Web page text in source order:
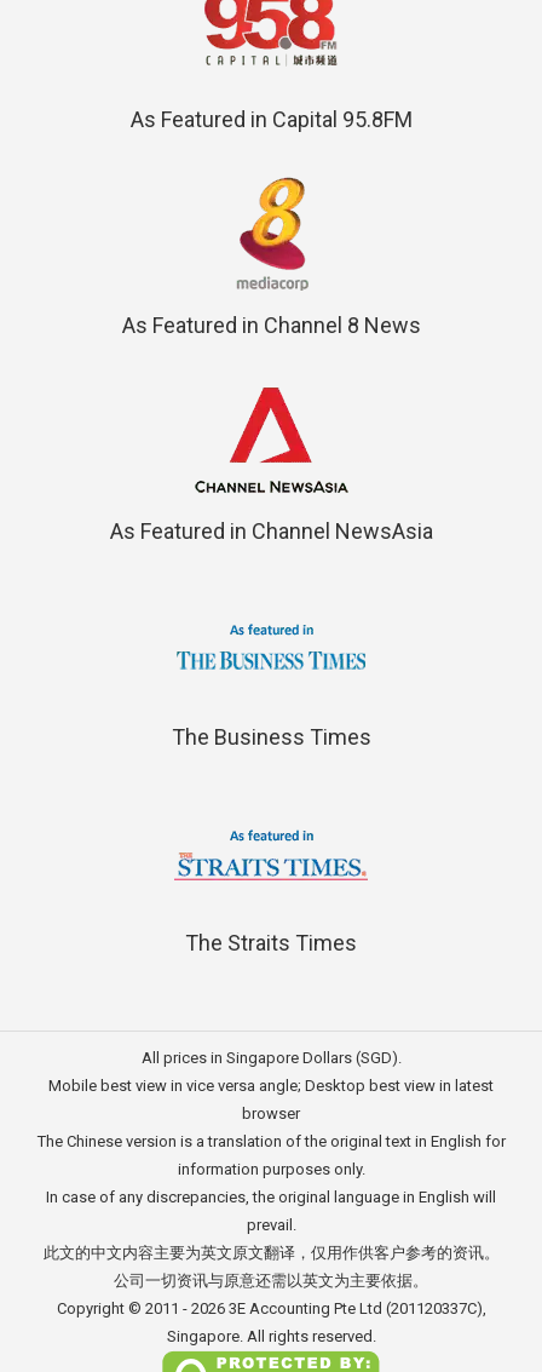
As Featured in Capital 95.8FM
As Featured in Channel 8 News
As Featured in Channel NewsAsia
The Business Times
The Straits Times
All prices in Singapore Dollars (SGD).
Mobile best view in vice versa angle; Desktop best view in latest
browser
The Chinese version is a translation of the original text in English for
information purposes only.
In case of any discrepancies, the original language in English will
prevail.
此文的中文内容主要为英文原文翻译，仅用作供客户参考的资讯。
公司一切资讯与原意还需以英文为主要依据。
Copyright © 2011 - 2026 3E Accounting Pte Ltd (201120337C),
Singapore. All rights reserved.